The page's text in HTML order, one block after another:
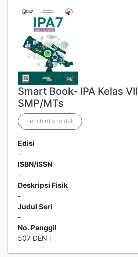
Smart Book- IPA Kelas VII
SMP/MTs
deni hadiana dkk
Edisi
-
ISBN/ISSN
-
Deskripsi Fisik
-
Judul Seri
-
No. Panggil
507 DEN i